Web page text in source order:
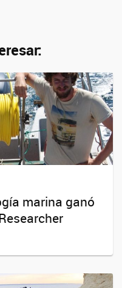
marina ganó